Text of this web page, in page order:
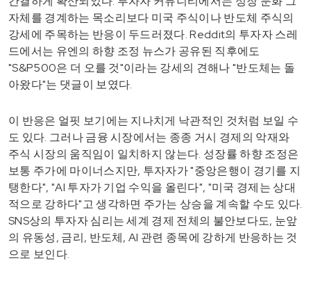
자체를 경계하는 목소리보다 미국 주식이나 반도체 주식의
강세에 주목하는 반응이 두드러졌다. Reddit의 투자자 스레
드에서는 유엔의 하향 조정 뉴스가 공유된 직후에도
"S&P500은 더 오를 것"이라는 강세의 견해나 "반도체는 돌
아왔다"는 댓글이 보였다.
이 반응은 얼핏 보기에는 지나치게 낙관적인 것처럼 보일 수
도 있다. 그러나 금융 시장에서는 종종 거시 경제의 악재와
주식 시장의 움직임이 일치하지 않는다. 성장률 하향 조정은
보통 주가에 마이너스지만, 투자자가 "중앙은행이 경기를 지
탱한다", "AI 투자가 기업 수익을 올린다", "미국 경제는 상대
적으로 강하다"고 생각하면 주가는 상승을 계속할 수도 있다.
SNS상의 투자자 심리는 세계 경제 전체의 불안보다도, 눈앞
의 유동성, 금리, 반도체, AI 관련 종목에 강하게 반응하는 것
으로 보인다.